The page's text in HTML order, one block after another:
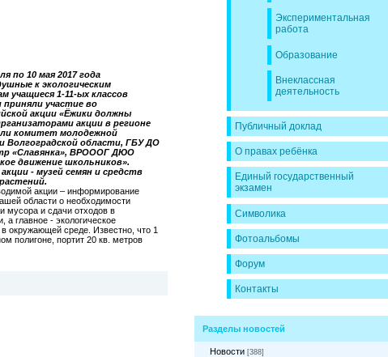
по 10 мая 2017 года
к экологическим
учащиеся 1-11-ых классов
приняли участие во
акции «Ёжики должны
акции в регионе
комитет молодежной
Волгоградской области, ГБУ ДО
«Славянка», ВРОООГ ДЮО
движение школьников».
- музей семян и средств
акции – информирование
области о необходимости
мусора и сдачи отходов в
главное - экологическое
окружающей среде. Известно, что 1
полигоне, портит 20 кв. метров
Экспериментальная
работа
Образование
Внеклассная
деятельность
Публичный доклад
О правах ребёнка
Единый государственный
экзамен
Символика
Фотоальбомы
Форум
Контакты
Разделы новостей
Новости [388]